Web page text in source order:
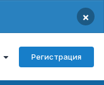
×
Регистрация